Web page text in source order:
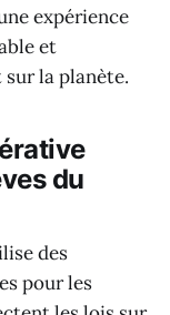
expérience
et
la planète.
du
des
pour les